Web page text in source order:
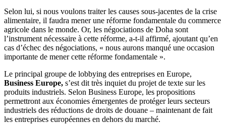
Selon lui, si nous voulons traiter les causes sous-jacentes de la crise
alimentaire, il faudra mener une réforme fondamentale du commerce
agricole dans le monde. Or, les négociations de Doha sont
l’instrument nécessaire à cette réforme, a-t-il affirmé, ajoutant qu’en
cas d’échec des négociations, « nous aurons manqué une occasion
importante de mener cette réforme fondamentale ».
Le principal groupe de lobbying des entreprises en Europe,
Business Europe, s’est dit très inquiet du projet de texte sur les
produits industriels. Selon Business Europe, les propositions
permettront aux économies émergentes de protéger leurs secteurs
industriels des réductions de droits de douane – maintenant de fait
les entreprises européennes en dehors du marché.